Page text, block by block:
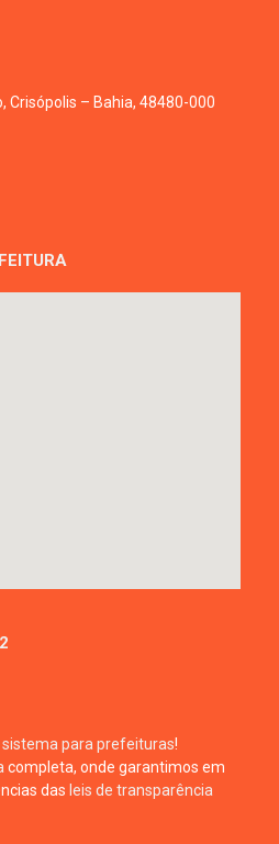
Crisópolis – Bahia, 48480-000
sistema para prefeituras!
completa, onde garantimos em
das leis de transparência